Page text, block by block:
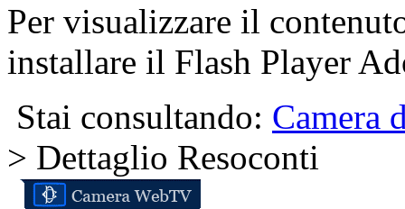
Per visualizzare il
installare il Flash Player
Stai consultando: Camera
> Dettaglio Resoconti